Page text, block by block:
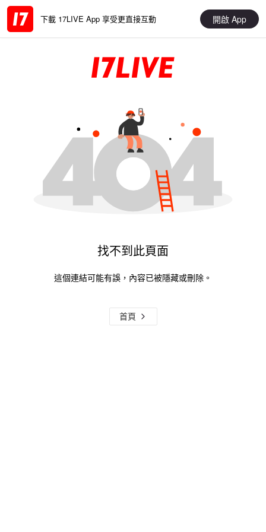
下載 17LIVE App 享受更直接互動 開啟 App
找不到此頁面
這個連結可能有誤，內容已被隱藏或刪除。
首頁